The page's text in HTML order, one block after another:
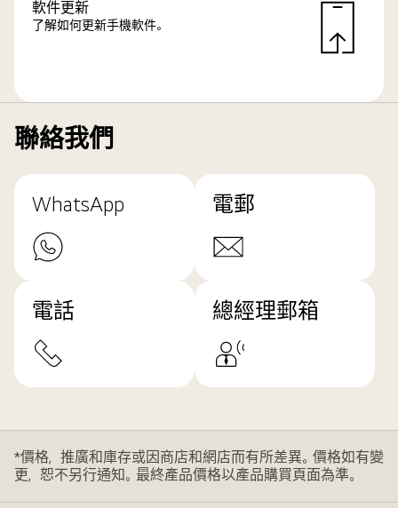
軟件更新
了解如何更新手機軟件。
聯絡我們
WhatsApp 電郵
電話 總經理郵箱
*價格，推廣和庫存或因商店和網店而有所差異。價格如有變
更，恕不另行通知。最終產品價格以產品購買頁面為準。